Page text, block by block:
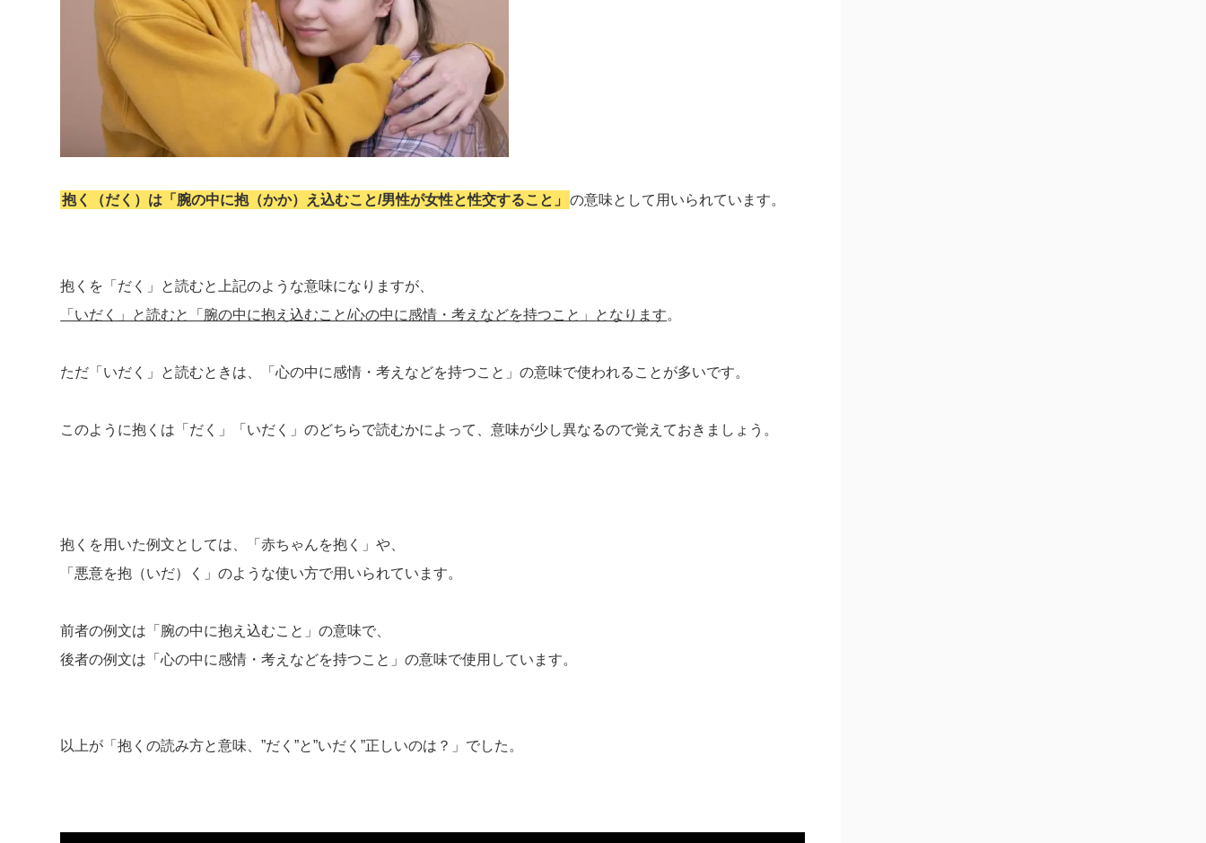
抱く（だく）は「腕の中に抱（かか）え込むこと/男性が女性と性交すること」 の意味として用いられています。
抱くを「だく」と読むと上記のような意味になりますが、
「いだく」と読むと「腕の中に抱え込むこと/心の中に感情・考えなどを持つこと」となります。
ただ「いだく」と読むときは、「心の中に感情・考えなどを持つこと」の意味で使われることが多いです。
このように抱くは「だく」「いだく」のどちらで読むかによって、意味が少し異なるので覚えておきましょう。
抱くを用いた例文としては、「赤ちゃんを抱く」や、
「悪意を抱（いだ）く」のような使い方で用いられています。
前者の例文は「腕の中に抱え込むこと」の意味で、
後者の例文は「心の中に感情・考えなどを持つこと」の意味で使用しています。
以上が「抱くの読み方と意味、”だく”と”いだく”正しいのは？」でした。